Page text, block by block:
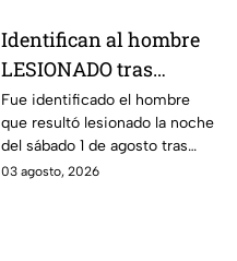
Identifican al hombre
LESIONADO tras
agresión en colonia
Constitución de
Apatzingán en Irapuato
Fue identificado el hombre
que resultó lesionado la noche
del sábado 1 de agosto tras
registrarse detonaciones en la
03 agosto, 2026